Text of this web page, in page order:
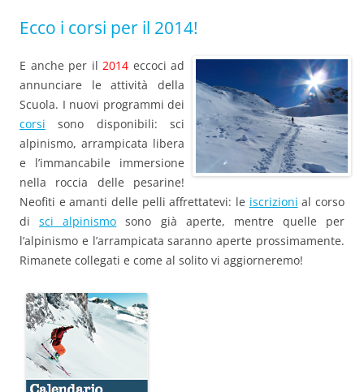
Ecco i corsi per il 2014!
E anche per il 2014 eccoci ad
annunciare le attività della
Scuola. I nuovi programmi dei
corsi sono disponibili: sci
alpinismo, arrampicata libera
e l’immancabile immersione
nella roccia delle pesarine!
Neofiti e amanti delle pelli affrettatevi: le iscrizioni al corso
disci alpinismo sono già aperte, mentre quelle per
l’alpinismo e l’arrampicata saranno aperte prossimamente.
Rimanete collegati e come al solito vi aggiorneremo!